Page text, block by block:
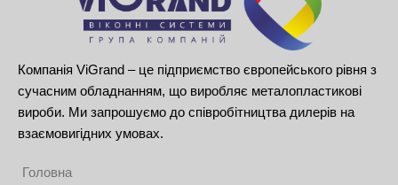
Компанія ViGrand – це підприємство європейського рівня з
сучасним обладнанням, що виробляє металопластикові
вироби. Ми запрошуємо до співробітництва дилерів на
взаємовигідних умовах.
Головна